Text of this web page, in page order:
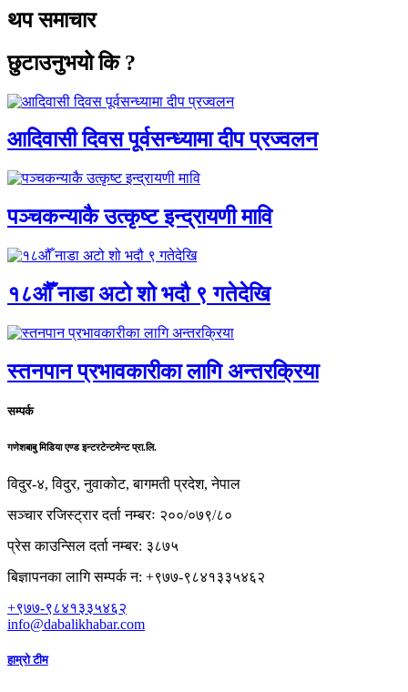
थप समाचार
छुटाउनुभयो कि ?
आदिवासी दिवस पूर्वसन्ध्यामा दीप प्रज्वलन
पञ्चकन्याकै उत्कृष्ट इन्द्रायणी मावि
१८औँ नाडा अटो शो भदौ ९ गतेदेखि
स्तनपान प्रभावकारीका लागि अन्तरक्रिया
सम्पर्क
गणेशबाबु मिडिया एण्ड इन्टरटेन्टमेन्ट प्रा.लि.
विदुर-४, विदुर, नुवाकोट, बागमती प्रदेश, नेपाल
सञ्चार रजिस्ट्रार दर्ता नम्बरः २००/०७९/८०
प्रेस काउन्सिल दर्ता नम्बर: ३८७५
बिज्ञापनका लागि सम्पर्क न: +९७७-९८४१३३५४६२
+९७७-९८४१३३५४६२
info@dabalikhabar.com
हाम्रो टीम